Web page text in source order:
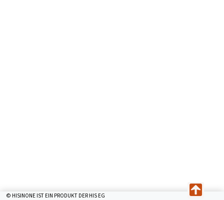
© HISINONE IST EIN PRODUKT DER HIS EG